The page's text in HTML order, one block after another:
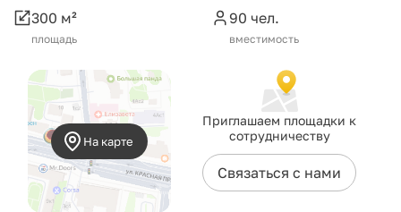
300 м²
площадь
90 чел.
вместимость
На карте
Приглашаем площадки к
сотрудничеству
Связаться с нами